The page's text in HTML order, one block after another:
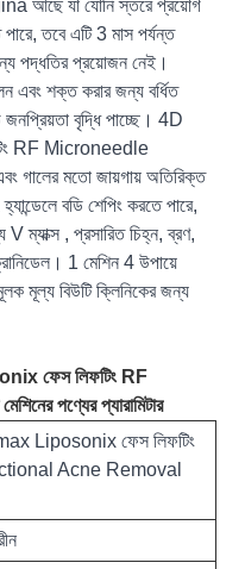
আছে যা যোনি স্তরে প্রয়োগ
পারে, তবে এটি 3 মাস পর্যন্ত
পদ্ধতির প্রয়োজন নেই।
শক্ত করার জন্য বর্ধিত
জনপ্রিয়তা বৃদ্ধি পাচ্ছে। 4D
RF Microneedle
গালের মতো জায়গায় অতিরিক্ত
বডি শেপিং করতে পারে,
V ম্যাক্স , প্রসারিত চিহ্ন, ব্রণ,
1 মেশিন 4 উপায়ে
মূল্য বিউটি ক্লিনিকের জন্য
ফেস লিফটিং RF
পণ্যের প্যারামিটার
Liposonix ফেস লিফটিং
Acne Removal